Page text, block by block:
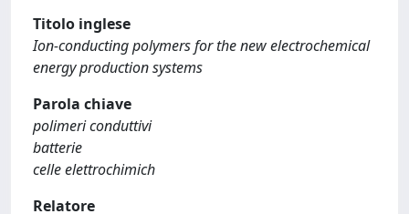
Titolo inglese
Ion-conducting polymers for the new electrochemical
energy production systems
Parola chiave
polimeri conduttivi
batterie
celle elettrochimich
Relatore